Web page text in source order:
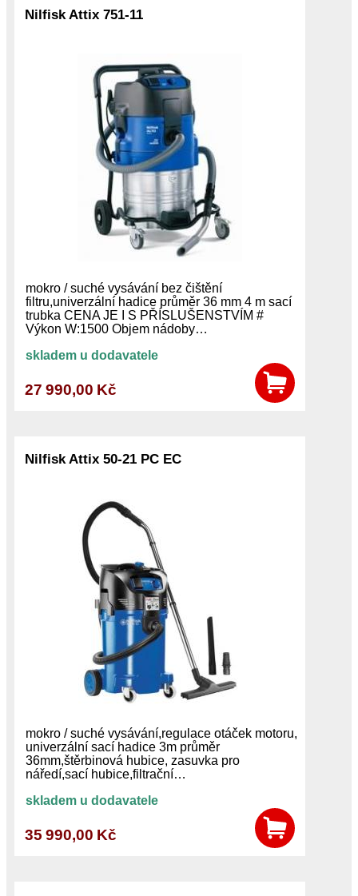
Nilfisk Attix 751-11
mokro / suché vysávání bez čištění
filtru,univerzální hadice průměr 36 mm 4 m sací
trubka CENA JE I S PŘÍSLUŠENSTVÍM #
Výkon W:1500 Objem nádoby…
skladem u dodavatele
27 990,00 Kč
Nilfisk Attix 50-21 PC EC
mokro / suché vysávání,regulace otáček motoru,
univerzální sací hadice 3m průměr
36mm,štěrbinová hubice, zasuvka pro
náředí,sací hubice,filtrační…
skladem u dodavatele
35 990,00 Kč